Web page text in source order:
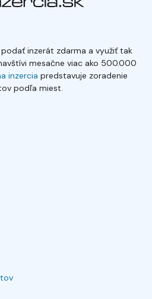
inzerát zdarma a využiť tak
mesačne viac ako 500.000
inzercia predstavuje zoradenie
podľa miest.